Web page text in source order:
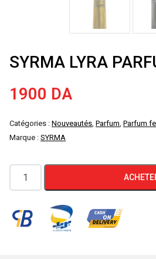
SYRMA LYRA
1900 DA
Catégories : Nouveautés, Parfum, Parfum
Marque : SYRMA
quantité
de
LYRA